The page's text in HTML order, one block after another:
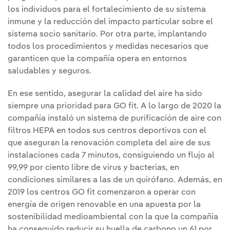
los individuos para el fortalecimiento de su sistema
inmune y la reducción del impacto particular sobre el
sistema socio sanitario. Por otra parte, implantando
todos los procedimientos y medidas necesarios que
garanticen que la compañía opera en entornos
saludables y seguros.
En ese sentido, asegurar la calidad del aire ha sido
siempre una prioridad para GO fit. A lo largo de 2020 la
compañía instaló un sistema de purificación de aire con
filtros HEPA en todos sus centros deportivos con el
que aseguran la renovación completa del aire de sus
instalaciones cada 7 minutos, consiguiendo un flujo al
99,99 por ciento libre de virus y bacterias, en
condiciones similares a las de un quirófano. Además, en
2019 los centros GO fit comenzaron a operar con
energía de origen renovable en una apuesta por la
sostenibilidad medioambiental con la que la compañía